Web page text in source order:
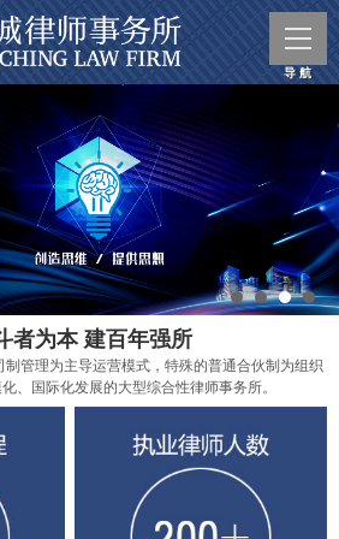
者为本 建百年强所
管理为主导运营模式，特殊的普通合伙制为组织
、国际化发展的大型综合性律师事务所。